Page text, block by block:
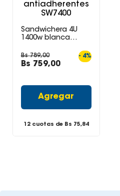
Sandwichera 4U
1400w blanca
antiadherentes
SW7400
Bs 789,00
Bs 759,00
- 4%
Agregar
12 cuotas de Bs 75,84